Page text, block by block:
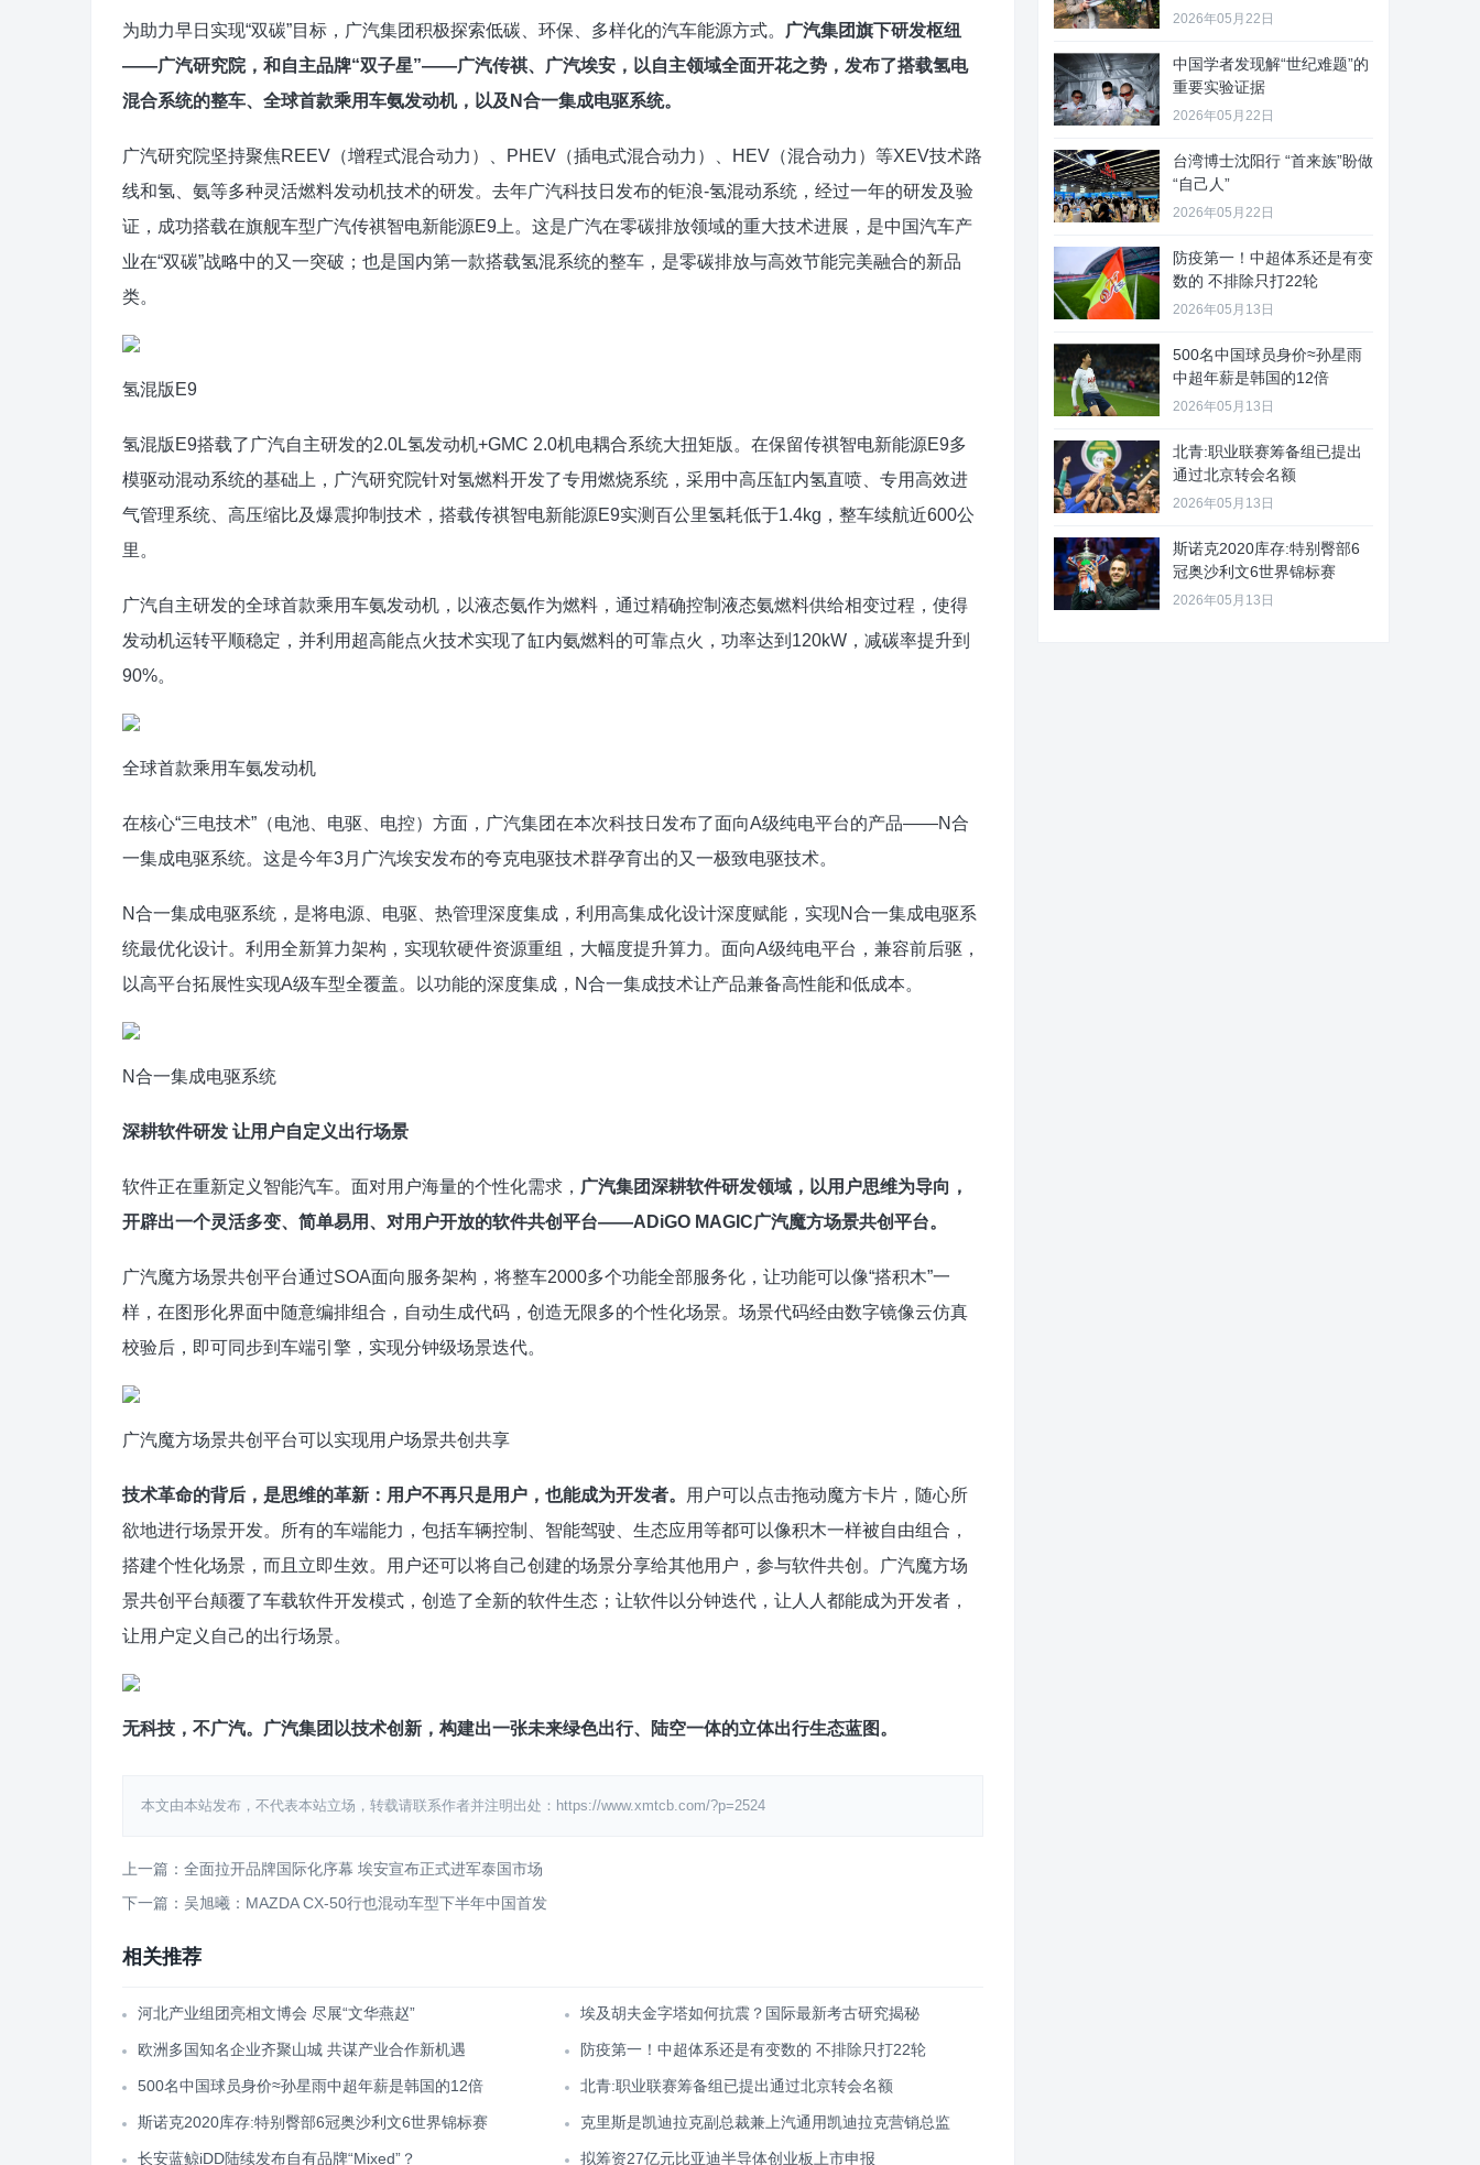
为助力早日实现“双碳”目标，广汽集团积极探索低碳、环保、多样化的汽车能源方式。
广汽集团旗下研发枢纽
——广汽研究院，和自主品牌“双子星”——广汽传祺、广汽埃安，以自主领域全面开花之势，发布了搭载氢电
混合系统的整车、全球首款乘用车氨发动机，以及N合一集成电驱系统。
广汽研究院坚持聚焦REEV（增程式混合动力）、PHEV（插电式混合动力）、HEV（混合动力）等XEV技术路
线和氢、氨等多种灵活燃料发动机技术的研发。去年广汽科技日发布的钜浪-氢混动系统，经过一年的研发及验
证，成功搭载在旗舰车型广汽传祺智电新能源E9上。这是广汽在零碳排放领域的重大技术进展，是中国汽车产
业在“双碳”战略中的又一突破；也是国内第一款搭载氢混系统的整车，是零碳排放与高效节能完美融合的新品
类。
氢混版E9
氢混版E9搭载了广汽自主研发的2.0L氢发动机+GMC 2.0机电耦合系统大扭矩版。在保留传祺智电新能源E9多
模驱动混动系统的基础上，广汽研究院针对氢燃料开发了专用燃烧系统，采用中高压缸内氢直喷、专用高效进
气管理系统、高压缩比及爆震抑制技术，搭载传祺智电新能源E9实测百公里氢耗低于1.4kg，整车续航近600公
里。
广汽自主研发的全球首款乘用车氨发动机，以液态氨作为燃料，通过精确控制液态氨燃料供给相变过程，使得
发动机运转平顺稳定，并利用超高能点火技术实现了缸内氨燃料的可靠点火，功率达到120kW，减碳率提升到
90%。
全球首款乘用车氨发动机
在核心“三电技术”（电池、电驱、电控）方面，广汽集团在本次科技日发布了面向A级纯电平台的产品——N合
一集成电驱系统。这是今年3月广汽埃安发布的夸克电驱技术群孕育出的又一极致电驱技术。
N合一集成电驱系统，是将电源、电驱、热管理深度集成，利用高集成化设计深度赋能，实现N合一集成电驱系
统最优化设计。利用全新算力架构，实现软硬件资源重组，大幅度提升算力。面向A级纯电平台，兼容前后驱，
以高平台拓展性实现A级车型全覆盖。以功能的深度集成，N合一集成技术让产品兼备高性能和低成本。
N合一集成电驱系统
深耕软件研发 让用户自定义出行场景
软件正在重新定义智能汽车。面对用户海量的个性化需求， 广汽集团深耕软件研发领域，以用户思维为导向，
开辟出一个灵活多变、简单易用、对用户开放的软件共创平台——ADiGO MAGIC广汽魔方场景共创平台。
广汽魔方场景共创平台通过SOA面向服务架构，将整车2000多个功能全部服务化，让功能可以像“搭积木”一
样，在图形化界面中随意编排组合，自动生成代码，创造无限多的个性化场景。场景代码经由数字镜像云仿真
校验后，即可同步到车端引擎，实现分钟级场景迭代。
广汽魔方场景共创平台可以实现用户场景共创共享
技术革命的背后，是思维的革新：用户不再只是用户，也能成为开发者。
用户可以点击拖动魔方卡片，随心所
欲地进行场景开发。所有的车端能力，包括车辆控制、智能驾驶、生态应用等都可以像积木一样被自由组合，
搭建个性化场景，而且立即生效。用户还可以将自己创建的场景分享给其他用户，参与软件共创。广汽魔方场
景共创平台颠覆了车载软件开发模式，创造了全新的软件生态；让软件以分钟迭代，让人人都能成为开发者，
让用户定义自己的出行场景。
无科技，不广汽。广汽集团以技术创新，构建出一张未来绿色出行、陆空一体的立体出行生态蓝图。
本文由本站发布，不代表本站立场，转载请联系作者并注明出处：https://www.xmtcb.com/?p=2524
上一篇：全面拉开品牌国际化序幕 埃安宣布正式进军泰国市场
下一篇：吴旭曦：MAZDA CX-50行也混动车型下半年中国首发
相关推荐
河北产业组团亮相文博会 尽展“文华燕赵” 埃及胡夫金字塔如何抗震？国际最新考古研究揭秘
欧洲多国知名企业齐聚山城 共谋产业合作新机遇 防疫第一！中超体系还是有变数的 不排除只打22轮
500名中国球员身价≈孙星雨中超年薪是韩国的12倍 北青:职业联赛筹备组已提出通过北京转会名额
斯诺克2020库存:特别臀部6冠奥沙利文6世界锦标赛 克里斯是凯迪拉克副总裁兼上汽通用凯迪拉克营销总监
长安蓝鲸iDD陆续发布自有品牌“Mixed”？ 拟筹资27亿元比亚迪半导体创业板上市申报
2026年05月22日
中国学者发现解“世纪难题”的
重要实验证据
2026年05月22日
台湾博士沈阳行 “首来族”盼做
“自己人”
2026年05月22日
防疫第一！中超体系还是有变
数的 不排除只打22轮
2026年05月13日
500名中国球员身价≈孙星雨
中超年薪是韩国的12倍
2026年05月13日
北青:职业联赛筹备组已提出
通过北京转会名额
2026年05月13日
斯诺克2020库存:特别臀部6
冠奥沙利文6世界锦标赛
2026年05月13日